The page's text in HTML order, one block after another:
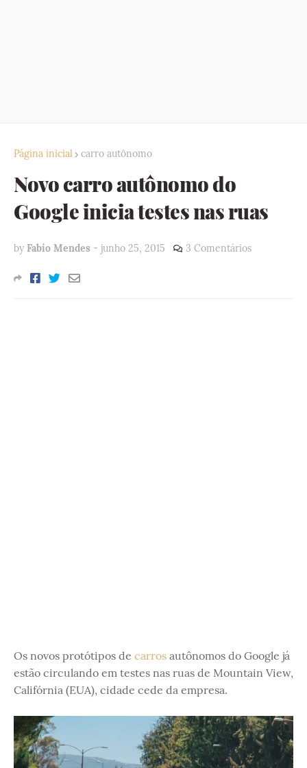
Página inicial carro autônomo
Novo carro autônomo do
Google inicia testes nas ruas
by Fabio Mendes - junho 25, 2015 3 Comentários
Os novos protótipos de carros autônomos do Google já
estão circulando em testes nas ruas de Mountain View,
Califórnia (EUA), cidade cede da empresa.